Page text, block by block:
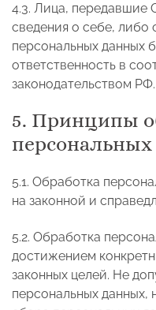
4.3. Лица, передавшие
сведения о себе, либо
персональных данных
ответственность в
законодательством РФ.
5. Принципы
5.1. Обработка
на законной и
5.2. Обработка
достижением
законных целей. Не
персональных данных,